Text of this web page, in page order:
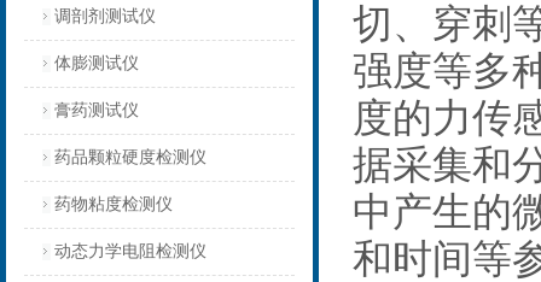
调剖剂测试仪
体膨测试仪
膏药测试仪
药品颗粒硬度检测仪
药物粘度检测仪
动态力学电阻检测仪
切、穿刺
强度等多
度的力传
据采集和
中产生的
和时间等